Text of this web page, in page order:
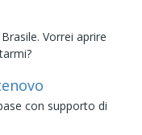
Vorrei aprire
con supporto di